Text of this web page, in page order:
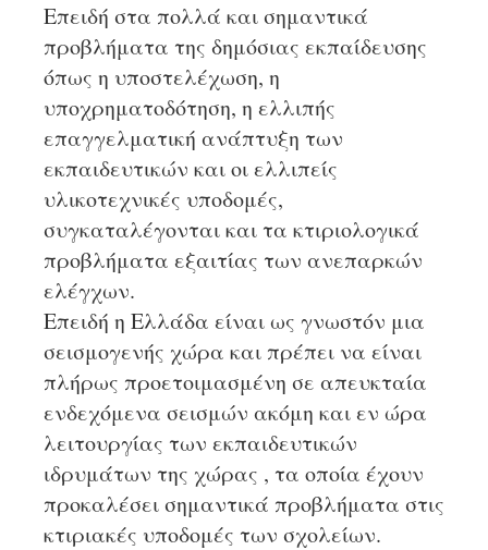
Επειδή στα πολλά και σημαντικά
προβλήματα της δημόσιας εκπαίδευσης
όπως η υποστελέχωση, η
υποχρηματοδότηση, η ελλιπής
επαγγελματική ανάπτυξη των
εκπαιδευτικών και οι ελλιπείς
υλικοτεχνικές υποδομές,
συγκαταλέγονται και τα κτιριολογικά
προβλήματα εξαιτίας των ανεπαρκών
ελέγχων.
Επειδή η Ελλάδα είναι ως γνωστόν μια
σεισμογενής χώρα και πρέπει να είναι
πλήρως προετοιμασμένη σε απευκταία
ενδεχόμενα σεισμών ακόμη και εν ώρα
λειτουργίας των εκπαιδευτικών
ιδρυμάτων της χώρας , τα οποία έχουν
προκαλέσει σημαντικά προβλήματα στις
κτιριακές υποδομές των σχολείων.